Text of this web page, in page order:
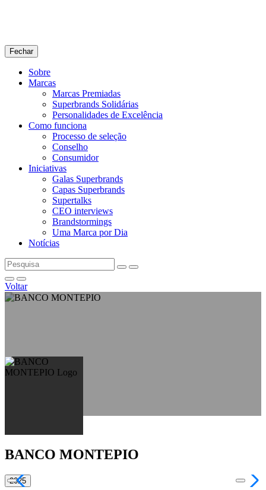
Fechar
Sobre
Marcas
Marcas Premiadas
Superbrands Solidárias
Personalidades de Excelência
Como funciona
Processo de seleção
Conselho
Consumidor
Iniciativas
Galas Superbrands
Capas Superbrands
Supertalks
CEO interviews
Brandstormings
Uma Marca por Dia
Notícias
Voltar
BANCO MONTEPIO
2025